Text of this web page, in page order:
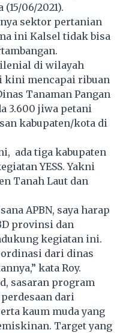
06/2021).
sektor pertanian
ini Kalsel tidak bisa
di wilayah
kini mencapai ribuan
Tanaman Pangan
3.600 jiwa petani
kabupaten/kota di
ada tiga kabupaten
YESS. Yakni
Tanah Laut dan
APBN, saya harap
provinsi dan
kegiatan ini.
dari dinas
kata Roy.
, sasaran program
perdesaan dari
kaum muda yang
Target yang